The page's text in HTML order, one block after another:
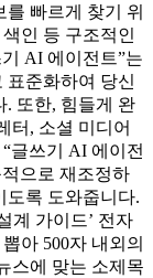
빠르게 찾기 위
인 등 구조적인
AI 에이전트”는
표준화하여 당신
. 또한, 힘들게 완
터, 소셜 미디어
글쓰기 AI 에이전
으로 재조정하
도록 도와줍니다.
계 가이드’ 전자
아 500자 내외의
스에 맞는 소제목